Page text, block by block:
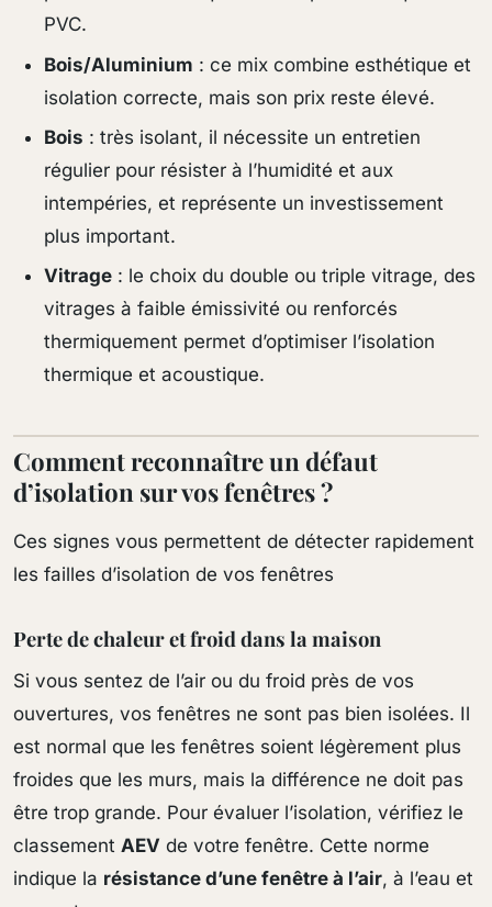
PVC.
Bois/Aluminium : ce mix combine esthétique et
isolation correcte, mais son prix reste élevé.
Bois : très isolant, il nécessite un entretien
régulier pour résister à l’humidité et aux
intempéries, et représente un investissement
plus important.
Vitrage : le choix du double ou triple vitrage, des
vitrages à faible émissivité ou renforcés
thermiquement permet d’optimiser l’isolation
thermique et acoustique.
Comment reconnaître un défaut
d’isolation sur vos fenêtres ?
Ces signes vous permettent de détecter rapidement
les failles d’isolation de vos fenêtres
Perte de chaleur et froid dans la maison
Si vous sentez de l’air ou du froid près de vos
ouvertures, vos fenêtres ne sont pas bien isolées. Il
est normal que les fenêtres soient légèrement plus
froides que les murs, mais la différence ne doit pas
être trop grande. Pour évaluer l’isolation, vérifiez le
classement AEV de votre fenêtre. Cette norme
indique la résistance d’une fenêtre à l’air, à l’eau et